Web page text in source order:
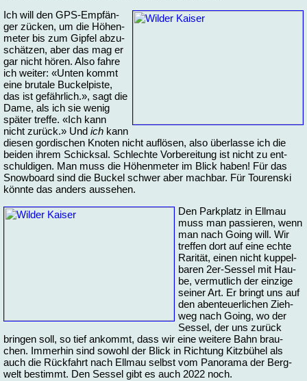
Ich will den GPS-Emp­fän­
ger zücken, um die Hö­hen­
me­ter bis zum Gip­fel ab­zu­
schät­zen, aber das mag er
gar nicht hö­ren. Al­so fah­re
ich wei­ter: «Un­ten kommt
ei­ne bru­ta­le Bu­ckel­pis­te,
das ist ge­fähr­lich.», sagt die
Da­me, als ich sie we­nig
spä­ter tref­fe. «Ich kann
nicht zu­rück.» Und ich kann
die­sen gor­di­schen Kno­ten nicht auf­lö­sen, al­so über­las­se ich die
bei­den ih­rem Schick­sal. Schlech­te Vor­be­rei­tung ist nicht zu ent­
schul­di­gen. Man muss die Hö­hen­me­ter im Blick ha­ben! Für das
Snow­board sind die Bu­ckel schwer aber mach­bar. Für Tou­ren­ski
könn­te das an­ders aus­se­hen.
Den Park­platz in Ell­mau
muss man pas­sie­ren, wenn
man nach Going will. Wir
tref­fen dort auf ei­ne ech­te
Ra­ri­tät, ei­nen nicht kup­pel­
ba­ren 2er-Ses­sel mit Hau­
be, ver­mut­lich der ein­zi­ge
sei­ner Art. Er bringt uns auf
den aben­teu­er­li­chen Zieh­
weg nach Going, wo der
Ses­sel, der uns zu­rück
brin­gen soll, so tief an­kommt, dass wir ei­ne wei­te­re Bahn brau­
chen. Im­mer­hin sind so­wohl der Blick in Rich­tung Kitz­bü­hel als
auch die Rück­fahrt nach Ell­mau selbst vom Pa­no­ra­ma der Berg­
welt be­stimmt. Den Ses­sel gibt es auch 2022 noch.